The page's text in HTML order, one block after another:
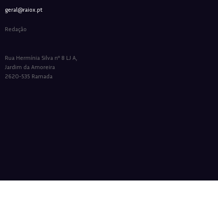
geral@raiox.pt
Redação
Rua Hermínia Silva nº 8 LJ A,
Jardim da Amoreira
2620-535 Ramada